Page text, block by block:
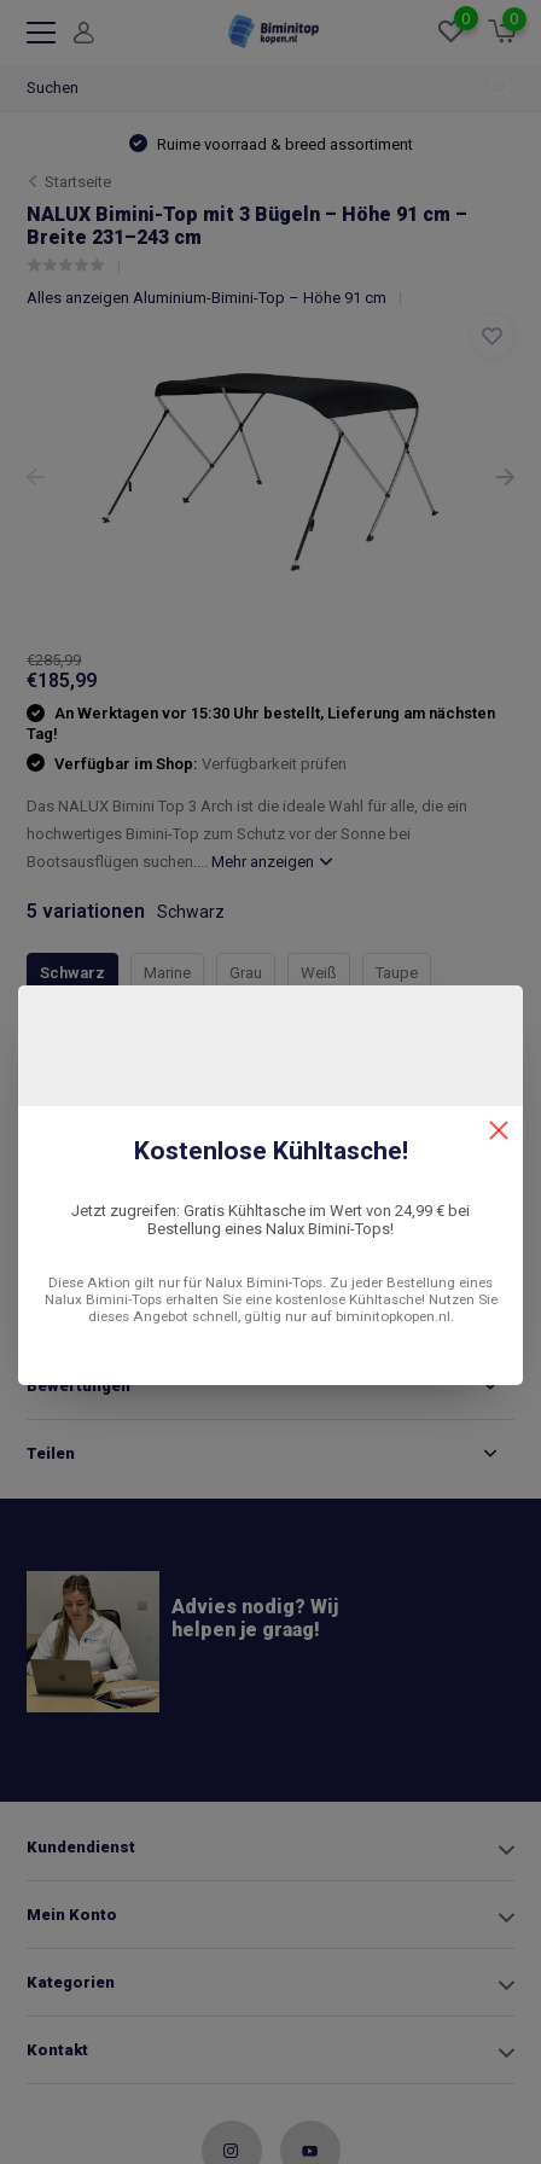
0 0
Ruime voorraad & breed assortiment
Startseite
NALUX Bimini-Top mit 3 Bügeln – Höhe 91 cm –
Breite 231–243 cm
Alles anzeigen Aluminium-Bimini-Top – Höhe 91 cm
€285,99
€185,99
An Werktagen vor 15:30 Uhr bestellt, Lieferung am nächsten
Tag!
Verfügbar im Shop:Verfügbarkeit prüfen
Das NALUX Bimini Top 3 Arch ist die ideale Wahl für alle, die ein
hochwertiges Bimini-Top zum Schutz vor der Sonne bei
Bootsausflügen suchen.... Mehr anzeigen
5 variationen Schwarz
Schwarz Marine Grau Weiß Taupe
Vergleichen
Produktbeschreibung
Bewertungen
Teilen
Advies nodig? Wij
helpen je graag!
Kundendienst
Mein Konto
Kategorien
Kontakt
Kostenlose Kühltasche!
Jetzt zugreifen: Gratis Kühltasche im Wert von 24,99 € bei
Bestellung eines Nalux Bimini-Tops!
Diese Aktion gilt nur für Nalux Bimini-Tops. Zu jeder Bestellung eines
Nalux Bimini-Tops erhalten Sie eine kostenlose Kühltasche! Nutzen Sie
dieses Angebot schnell, gültig nur auf biminitopkopen.nl.